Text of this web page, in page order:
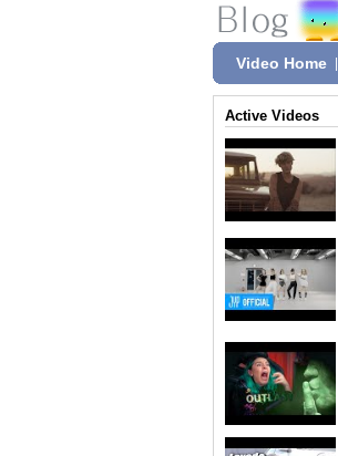
Video Home
Active Videos